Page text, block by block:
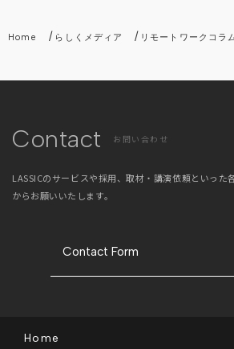
Home / らしくメディア / リモートワークコラ
Contact お問い合わせ
LASSICのサービスや採用、取材・講演依頼といった
からお願いいたします。
Contact Form
Home